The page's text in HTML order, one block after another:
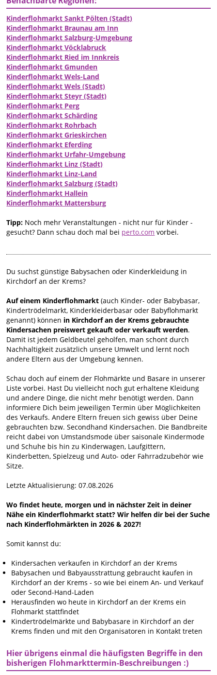
Kinderflohmarkt Sankt Pölten (Stadt)
Kinderflohmarkt Braunau am Inn
Kinderflohmarkt Salzburg-Umgebung
Kinderflohmarkt Vöcklabruck
Kinderflohmarkt Ried im Innkreis
Kinderflohmarkt Gmunden
Kinderflohmarkt Wels-Land
Kinderflohmarkt Wels (Stadt)
Kinderflohmarkt Steyr (Stadt)
Kinderflohmarkt Perg
Kinderflohmarkt Schärding
Kinderflohmarkt Rohrbach
Kinderflohmarkt Grieskirchen
Kinderflohmarkt Eferding
Kinderflohmarkt Urfahr-Umgebung
Kinderflohmarkt Linz (Stadt)
Kinderflohmarkt Linz-Land
Kinderflohmarkt Salzburg (Stadt)
Kinderflohmarkt Hallein
Kinderflohmarkt Mattersburg
Tipp: Noch mehr Veranstaltungen - nicht nur für Kinder -
gesucht? Dann schau doch mal bei perto.com vorbei.
Du suchst günstige Babysachen oder Kinderkleidung in
Kirchdorf an der Krems?
Auf einem Kinderflohmarkt (auch Kinder- oder Babybasar,
Kindertrödelmarkt, Kinderkleiderbasar oder Babyflohmarkt
genannt) können in Kirchdorf an der Krems gebrauchte
Kindersachen preiswert gekauft oder verkauft werden.
Damit ist jedem Geldbeutel geholfen, man schont durch
Nachhaltigkeit zusätzlich unsere Umwelt und lernt noch
andere Eltern aus der Umgebung kennen.
Schau doch auf einem der Flohmärkte und Basare in unserer
Liste vorbei. Hast Du vielleicht noch gut erhaltene Kleidung
und andere Dinge, die nicht mehr benötigt werden. Dann
informiere Dich beim jeweiligen Termin über Möglichkeiten
des Verkaufs. Andere Eltern freuen sich gewiss über Deine
gebrauchten bzw. Secondhand Kindersachen. Die Bandbreite
reicht dabei von Umstandsmode über saisonale Kindermode
und Schuhe bis hin zu Kinderwagen, Laufgittern,
Kinderbetten, Spielzeug und Auto- oder Fahrradzubehör wie
Sitze.
Letzte Aktualisierung: 07.08.2026
Wo findet heute, morgen und in nächster Zeit in deiner
Nähe ein Kinderflohmarkt statt? Wir helfen dir bei der Suche
nach Kinderflohmärkten in 2026 & 2027!
Somit kannst du:
Kindersachen verkaufen in Kirchdorf an der Krems
Babysachen und Babyausstrattung gebraucht kaufen in
Kirchdorf an der Krems - so wie bei einem An- und Verkauf
oder Second-Hand-Laden
Herausfinden wo heute in Kirchdorf an der Krems ein
Flohmarkt stattfindet
Kindertrödelmärkte und Babybasare in Kirchdorf an der
Krems finden und mit den Organisatoren in Kontakt treten
Hier übrigens einmal die häufigsten Begriffe in den
bisherigen Flohmarkttermin-Beschreibungen :)